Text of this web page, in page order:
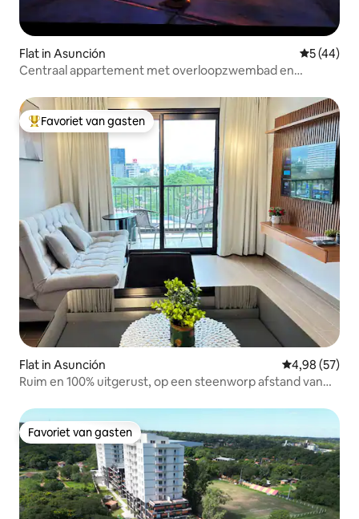
Flat in Asunción
5 (44)
Centraal appartement met overloopzwembad en
Topfavoriet van gasten
Favoriet van gasten
Flat in Asunción Gemiddelde
4,98 (57)
Ruim en 100% uitgerust, op een steenworp afstand van
Favoriet van gasten
Favoriet van gasten